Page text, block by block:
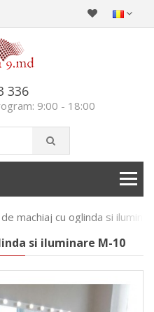
336
9:00 - 18:00
machiaj cu oglinda si
si iluminare M-10